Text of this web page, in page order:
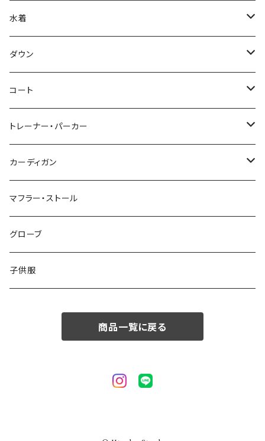
水着
～44/S
46/M
48/L
50/XL～
ダウン
～44/S
46/M
48/L
50/XL～
コート
～44/S
46/M
48/L
50/XL～
トレーナー・パーカー
～44/S
46/M
48/L
50/XL～
カーディガン
～44/S
46/M
48/L
マフラー・ストール
グローブ
子供服
商品一覧に戻る